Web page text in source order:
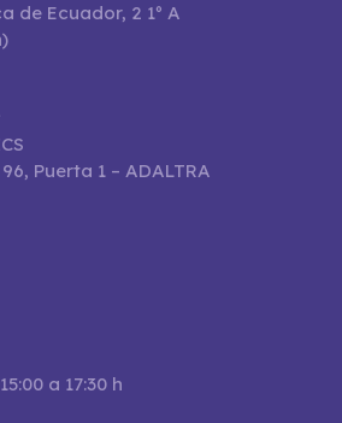
de Ecuador, 2 1º A
Puerta 1 – ADALTRA
a 17:30 h